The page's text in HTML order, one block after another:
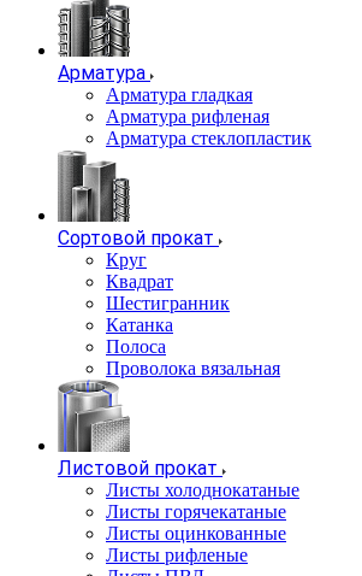
Арматура
Арматура гладкая
Арматура рифленая
Арматура стеклопластик
Сортовой прокат
Круг
Квадрат
Шестигранник
Катанка
Полоса
Проволока вязальная
Листовой прокат
Листы холоднокатаные
Листы горячекатаные
Листы оцинкованные
Листы рифленые